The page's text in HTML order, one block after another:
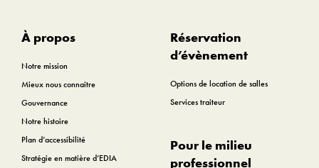
À propos
Notre mission
Mieux nous connaitre
Gouvernance
Notre histoire
Plan d’accessibilité
Stratégie en matière d’EDIA
Réservation
d’évènement
Options de location de salles
Services traiteur
Pour le milieu
professionnel